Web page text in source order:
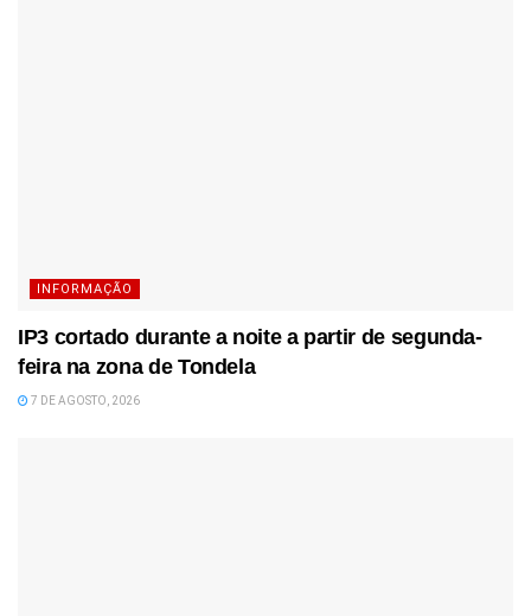
INFORMAÇÃO
IP3 cortado durante a noite a partir de segunda-
feira na zona de Tondela
7 DE AGOSTO, 2026